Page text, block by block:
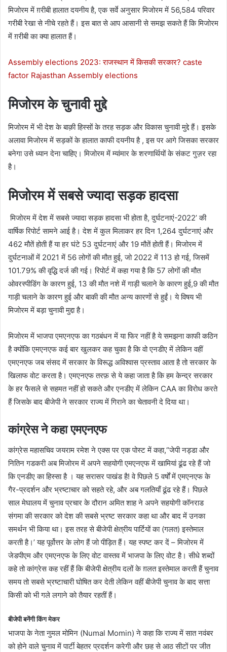
मिजोरम में ग़रीबी हालात दयनीय है, एक सर्वे अनुसार मिजोरम में 56,584 परिवार
गरीबी रेखा से नीचे रहते हैं। इस बात से आप आसानी से समझ सकते हैं कि मिजोरम
में ग़रीबी का क्या हालात हैं।
Assembly elections 2023: राजस्थान में किसकी सरकार? caste
factor Rajasthan Assembly elections
मिजोरम के चुनावी मुद्दे
मिजोरम में भी देश के बाक़ी हिस्सों के तरह सड़क और विकास चुनावी मुद्दे हैं। इसके
अलावा मिजोरम में सड़कों के हालात काफी दयनीय है , इस पर आगे जिसका सरकार
बनेगा उसे ध्यान देना चाहिए। मिजोरम में म्यांमार के शरणार्थियों के संकट गुज़र रहा
है।
मिजोरम में सबसे ज्यादा सड़क हादसा
मिजोरम में देश में सबसे ज्यादा सड़क हादसा भी होता है, दुर्घटनाएं-2022’ की
वार्षिक रिपोर्ट सामने आई है। देश में कुल मिलाकर हर दिन 1,264 दुर्घटनाएं और
462 मौतें होती हैं या हर घंटे 53 दुर्घटनाएं और 19 मौतें होती हैं। मिजोरम में
दुर्घटनाओं में 2021 में 56 लोगों की मौत हुई, जो 2022 में 113 हो गई, जिसमें
101.79% की वृद्धि दर्ज की गई। रिपोर्ट में कहा गया है कि 57 लोगों की मौत
ओवरस्पीडिंग के कारण हुई, 13 की मौत नशे में गाड़ी चलाने के कारण हुई,9 की मौत
गाड़ी चलाने के कारण हुई और बाकी की मौत अन्य कारणों से हुईं। ये विषय भी
मिजोरम में बड़ा चुनावी मुद्दा है।
मिजोरम में भाजपा एमएनएफ का गठबंधन में या फिर नहीं है ये समझना काफी कठिन
है क्योंकि एमएनएफ कई बार खुलकर कह चुका है कि वो एनडीए में लेकिन वहीं
एमएनएफ जब संसद में सरकार के विरूद्ध अविश्वास प्रस्ताव आता है तो सरकार के
खिलाफ वोट करता है। एमएनएफ तरफ़ से ये कहा जाता है कि हम केन्द्र सरकार
के हर फैसले से सहमत नहीं हो सकते और एनडीए में लेकिन CAA का विरोध करते
हैं जिसके बाद बीजेपी ने सरकार राज्य में गिराने का चेतावनी दे दिया था।
कांग्रेस ने कहा एमएनएफ
कांग्रेस महासचिव जयराम रमेश ने एक्स पर एक पोस्ट में कहा,“जेपी नड्डा और
नितिन गडकरी अब मिजोरम में अपने सहयोगी एमएनएफ में खामियां ढूंढ रहे हैं जो
कि एनडीए का हिस्सा है । यह सरासर पाखंड है! वे पिछले 5 वर्षों में एमएनएफ के
गैर-प्रदर्शन और भ्रष्टाचार को सहते रहे, और अब गलतियाँ ढूंढ रहे हैं। पिछले
साल मेघालय में चुनाव प्रचार के दौरान अमित शाह ने अपने सहयोगी कॉनराड
संगमा की सरकार को देश की सबसे भ्रष्ट सरकार कहा था और बाद में उनका
समर्थन भी किया था। इस तरह से बीजेपी क्षेत्रीय पार्टियों का (गलत) इस्तेमाल
करती है।’ यह पूर्वोत्तर के लोग हैं जो पीड़ित हैं। यह स्पष्ट कर दें – मिजोरम में
जेडपीएम और एमएनएफ के लिए वोट वास्तव में भाजपा के लिए वोट है। सीधे शब्दों
कहे तो कांग्रेस कह रहीं हैं कि बीजेपी क्षेत्रीय दलों के ग़लत इस्तेमाल करती हैं चुनाव
समय तो सबसे भ्रष्टाचारी घोषित कर देती लेकिन वहीं बीजेपी चुनाव के बाद सत्ता
किसी को भी गले लगाने को तैयार रहतीं हैं।
बीजेपी बनेंगी किंग मेकर
भाजपा के नेता नुमल मोमिन (Numal Momin) ने कहा कि राज्य में सात नवंबर
को होने वाले चुनाव में पार्टी बेहतर प्रदर्शन करेगी और छह से आठ सीटों पर जीत